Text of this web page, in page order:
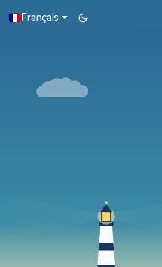
Français